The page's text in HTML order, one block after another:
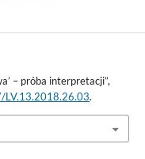
– próba interpretacji”,
LV.13.2018.26.03.